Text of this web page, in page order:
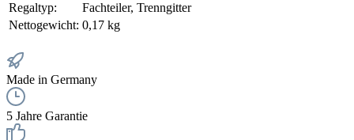
Regaltyp:
Fachteiler, Trenngitter
Nettogewicht: 0,17 kg
Made in Germany
5 Jahre Garantie